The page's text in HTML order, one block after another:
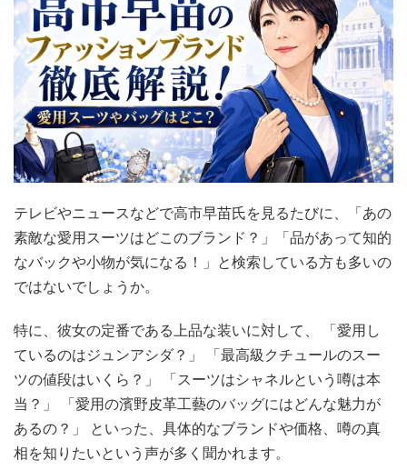
テレビやニュースなどで高市早苗氏を見るたびに、「あの
素敵な愛用スーツはどこのブランド？」「品があって知的
なバックや小物が気になる！」と検索している方も多いの
ではないでしょうか。
特に、彼女の定番である上品な装いに対して、 「愛用し
ているのはジュンアシダ？」 「最高級クチュールのスー
ツの値段はいくら？」 「スーツはシャネルという噂は本
当？」 「愛用の濱野皮革工藝のバッグにはどんな魅力が
あるの？」 といった、具体的なブランドや価格、噂の真
相を知りたいという声が多く聞かれます。